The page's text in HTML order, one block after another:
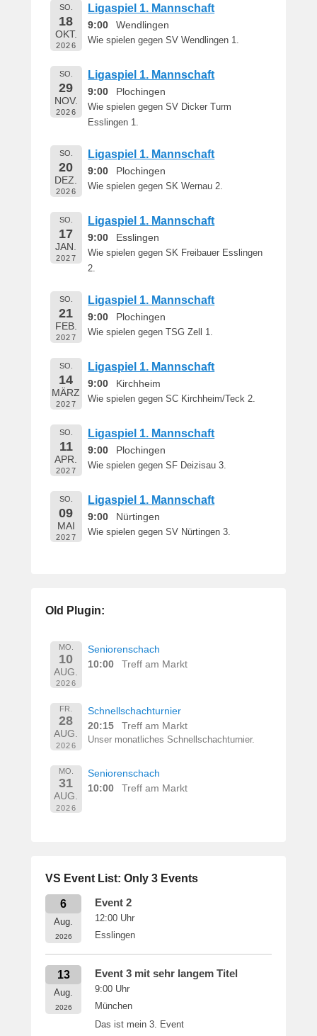
a
M
SO.
18
OKT.
2026
Ligaspiel 1. Mannschaft
9:00 Wendlingen
Wie spielen gegen SV Wendlingen 1.
SO.
29
NOV.
2026
Ligaspiel 1. Mannschaft
9:00 Plochingen
Wie spielen gegen SV Dicker Turm
Esslingen 1.
SO.
20
DEZ.
2026
Ligaspiel 1. Mannschaft
9:00 Plochingen
Wie spielen gegen SK Wernau 2.
SO.
17
JAN.
2027
Ligaspiel 1. Mannschaft
9:00 Esslingen
Wie spielen gegen SK Freibauer Esslingen
2.
SO.
21
FEB.
2027
Ligaspiel 1. Mannschaft
9:00 Plochingen
Wie spielen gegen TSG Zell 1.
SO.
14
MÄRZ
2027
Ligaspiel 1. Mannschaft
9:00 Kirchheim
Wie spielen gegen SC Kirchheim/Teck 2.
SO.
11
APR.
2027
Ligaspiel 1. Mannschaft
9:00 Plochingen
Wie spielen gegen SF Deizisau 3.
SO.
09
MAI
2027
Ligaspiel 1. Mannschaft
9:00 Nürtingen
Wie spielen gegen SV Nürtingen 3.
Old Plugin:
MO.
10
AUG.
2026
Seniorenschach
10:00
Treff am Markt
FR.
28
AUG.
2026
Schnellschachturnier
20:15
Treff am Markt
Unser monatliches Schnellschachturnier.
MO.
31
AUG.
2026
Seniorenschach
10:00
Treff am Markt
VS Event List: Only 3 Events
6
Aug.
2026
Event 2
12:00 Uhr
Esslingen
13
Aug.
2026
Event 3 mit sehr langem Titel
9:00 Uhr
München
Das ist mein 3. Event